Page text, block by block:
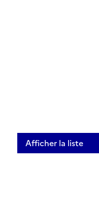
Afficher la liste